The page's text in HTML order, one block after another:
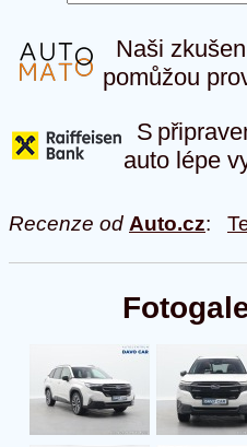
Naši
pomůžou
S
auto lépe
Recenze od Auto.cz: